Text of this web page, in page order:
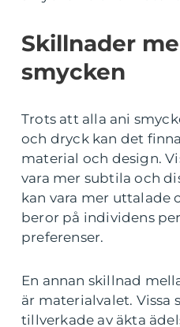
Skillnader
smycken
Trots att alla ani
och dryck kan det
material och design.
vara mer subtila och
kan vara mer uttalade
beror på individens
preferenser.
En annan skillnad
är materialvalet. Vissa
tillverkade av äkta